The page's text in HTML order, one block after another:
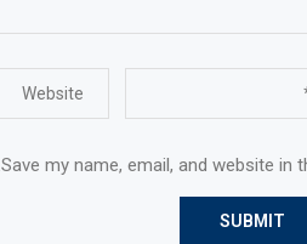
Save my name, email, and website